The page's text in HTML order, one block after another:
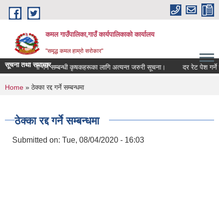
Skip to main content
कमल गाउँपालिका,गाउँ कार्यपालिकाको कार्यालय
"समृद्ध कमल हाम्रो सरोकार"
सूचना तथा समाचार
बाली बीमा गर्ने सम्बन्धी कृषकहरूका लागि अत्यन्त जरुरी सूचना। दर रेट पेश गर्ने
You are here
Home » ठेक्का रद्द गर्ने सम्बन्धमा
ठेक्का रद्द गर्ने सम्बन्धमा
Submitted on: Tue, 08/04/2020 - 16:03